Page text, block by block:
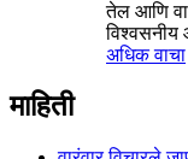
तेल आणि
अधिक वाचा
माहिती